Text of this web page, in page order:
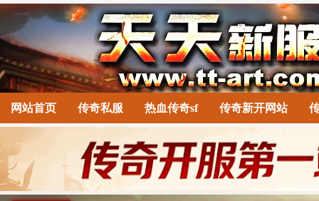
网站首页 传奇私服 热血传奇sf 传奇新开网站